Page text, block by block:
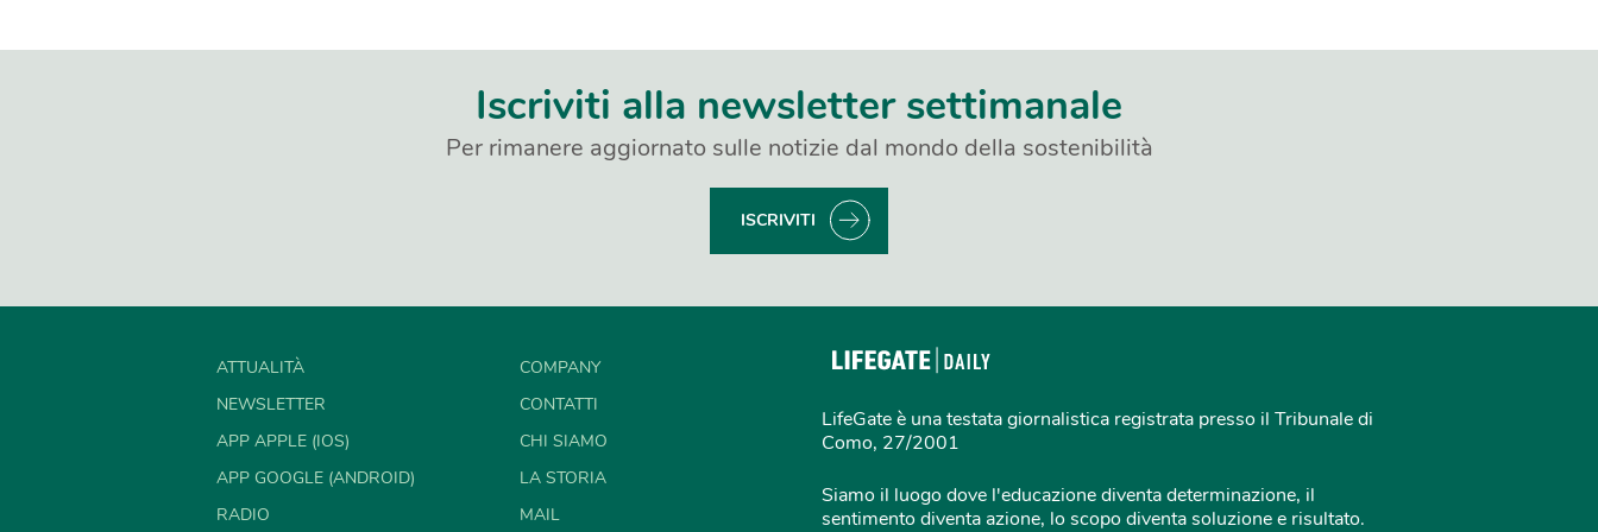
Iscriviti alla newsletter settimanale
Per rimanere aggiornato sulle notizie dal mondo della sostenibilità
ISCRIVITI
ATTUALITÀ
NEWSLETTER
APP APPLE (IOS)
APP GOOGLE (ANDROID)
RADIO
COMPANY
CONTATTI
CHI SIAMO
LA STORIA
MAIL
LifeGate è una testata giornalistica registrata presso il Tribunale di
Como, 27/2001
Siamo il luogo dove l'educazione diventa determinazione, il
sentimento diventa azione, lo scopo diventa soluzione e risultato.